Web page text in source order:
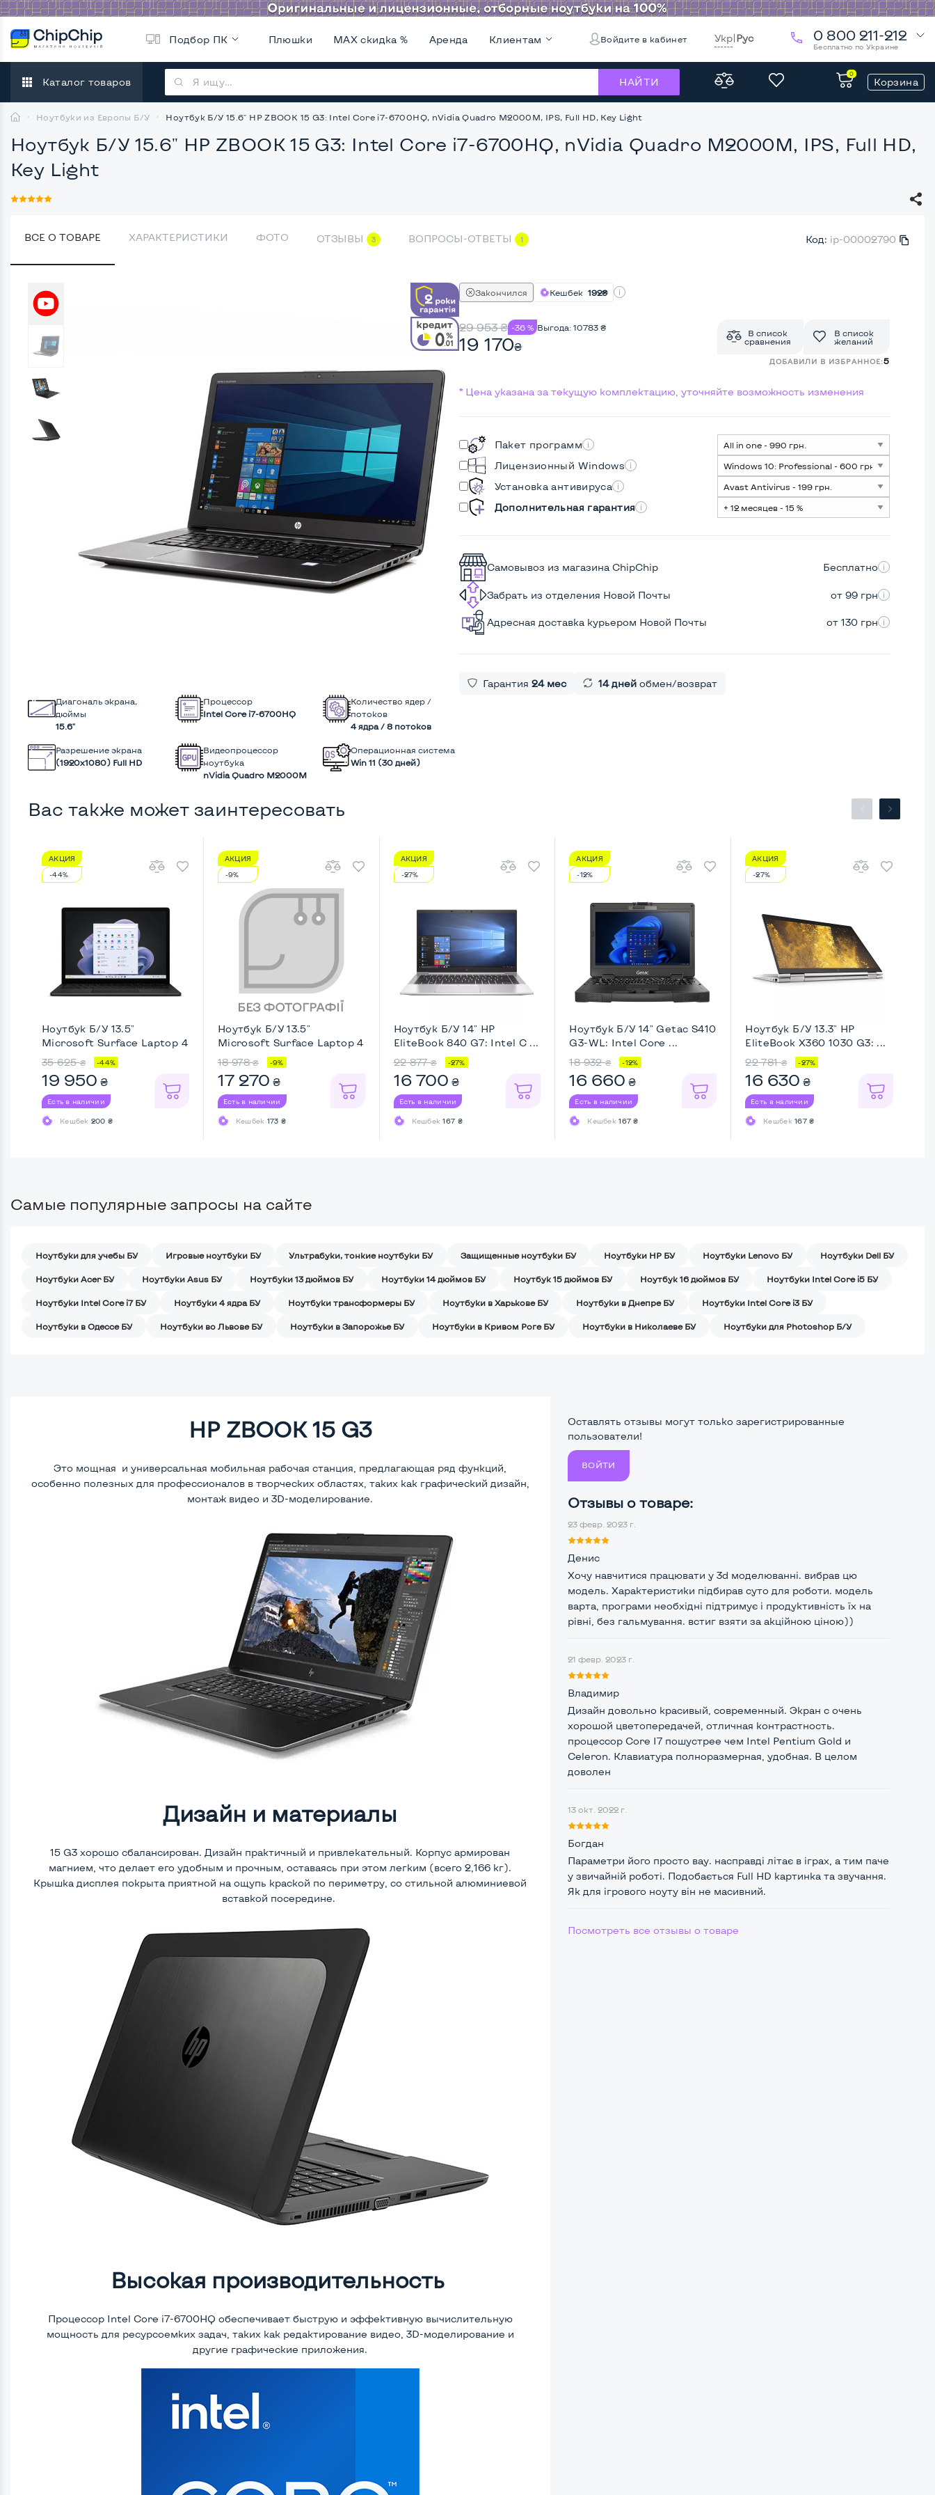
Подбор ПК Плюшки MAX скидка % Аренда Клиентам Войдите в кабинет Укр|Рус 0 800 211-212
Бесплатно по Украине
Каталог товаров НАЙТИ
0
Корзина
Ноутбуки из Европы Б/У Ноутбук Б/У 15.6" HP ZBOOK 15 G3: Intel Core i7-6700HQ, nVidia Quadro M2000M, IPS, Full HD, Key Light
Ноутбук Б/У 15.6" HP ZBOOK 15 G3: Intel Core i7-6700HQ, nVidia Quadro M2000M, IPS, Full HD,
Key Light
ВСЕ О ТОВАРЕ ХАРАКТЕРИСТИКИ ФОТО ОТЗЫВЫ 3 ВОПРОСЫ-ОТВЕТЫ 1 Код: ip-00002790
Диагональ экрана,
дюймы
15.6"
Процессор
Intel Core i7-6700HQ
Количество ядер /
потоков
4 ядра / 8 потоков
Разрешение экрана
(1920х1080) Full HD
Видеопроцессор
ноутбука
nVidia Quadro M2000M
Операционная система
Win 11 (30 дней)
Закончился Кешбек 192₴
29 953₴ -36 % Выгода: 10783₴
19 170₴
В список
сравнения
В список
желаний
ДОБАВИЛИ В ИЗБРАННОЕ:5
* Цена указана за текущую комплектацию, уточняйте возможность изменения
Пакет программ
Лицензионный Windows
Установка антивируса
Дополнительная гарантия
Самовывоз из магазина ChipChip Бесплатно
Забрать из отделения Новой Почты от 99 грн
Адресная доставка курьером Новой Почты от 130 грн
Гарантия 24 мес 14 днейобмен/возврат
Вас также может заинтересовать
АКЦИЯ
-44%
Ноутбук Б/У 13.5"
Microsoft Surface Laptop 4
...
35 625 ₴ -44%
19 950 ₴
Есть в наличии
Кешбек 200 ₴
АКЦИЯ
-9%
Ноутбук Б/У 13.5"
Microsoft Surface Laptop 4
...
18 978 ₴ -9%
17 270 ₴
Есть в наличии
Кешбек 173 ₴
АКЦИЯ
-27%
Ноутбук Б/У 14" HP
EliteBook 840 G7: Intel C ...
22 877 ₴ -27%
16 700 ₴
Есть в наличии
Кешбек167 ₴
АКЦИЯ
-12%
Ноутбук Б/У 14" Getac S410
G3-WL: Intel Core ...
18 932 ₴ -12%
16 660 ₴
Есть в наличии
Кешбек167 ₴
АКЦИЯ
-27%
Ноутбук Б/У 13.3" HP
EliteBook X360 1030 G3: ...
22 781 ₴ -27%
16 630 ₴
Есть в наличии
Кешбек167 ₴
Самые популярные запросы на сайте
Ноутбуки для учебы БУ Игровые ноутбуки БУ Ультрабуки, тонкие ноутбуки БУ Защищенные ноутбуки БУ Ноутбуки HP БУ Ноутбуки Lenovo БУ Ноутбуки Dell БУ
Ноутбуки Acer БУ Ноутбуки Asus БУ Ноутбуки 13 дюймов БУ Ноутбуки 14 дюймов БУ Ноутбук 15 дюймов БУ Ноутбук 16 дюймов БУ Ноутбуки Intel Core i5 БУ
Ноутбуки Intel Core i7 БУ Ноутбуки 4 ядра БУ Ноутбуки трансформеры БУ Ноутбуки в Харькове БУ Ноутбуки в Днепре БУ Ноутбуки Intel Core i3 БУ
Ноутбуки в Одессе БУ Ноутбуки во Львове БУ Ноутбуки в Запорожье БУ Ноутбуки в Кривом Роге БУ Ноутбуки в Николаеве БУ Ноутбуки для Photoshop Б/У
HP ZBOOK 15 G3
Это мощная и универсальная мобильная рабочая станция, предлагающая ряд функций,
особенно полезных для профессионалов в творческих областях, таких как графический дизайн,
монтаж видео и 3D-моделирование.
Дизайн и материалы
15 G3 хорошо сбалансирован. Дизайн практичный и привлекательный. Корпус армирован
магнием, что делает его удобным и прочным, оставаясь при этом легким (всего 2,166 кг).
Крышка дисплея покрыта приятной на ощупь краской по периметру, со стильной алюминиевой
вставкой посередине.
Высокая производительность
Процессор Intel Core i7-6700HQ обеспечивает быструю и эффективную вычислительную
мощность для ресурсоемких задач, таких как редактирование видео, 3D-моделирование и
другие графические приложения.
Оставлять отзывы могут только зарегистрированные
пользователи!
ВОЙТИ
Отзывы о товаре:
23 февр. 2023 г.
Денис
Хочу навчитися працювати у 3d моделюванні. вибрав цю
модель. Характеристики підбирав суто для роботи. модель
варта, програми необхідні підтримує і продуктивність їх на
рівні, без гальмування. встиг взяти за акційною ціною))
21 февр. 2023 г.
Владимир
Дизайн довольно красивый, современный. Экран с очень
хорошой цветопередачей, отличная контрастность.
процессор Core I7 пошустрее чем Intel Pentium Gold и
Celeron. Клавиатура полноразмерная, удобная. В целом
доволен
13 окт. 2022 г.
Богдан
Параметри його просто вау. насправді літає в іграх, а тим паче
у звичайній роботі. Подобається Full HD картинка та звучання.
Як для ігрового ноуту він не масивний.
Посмотреть все отзывы о товаре